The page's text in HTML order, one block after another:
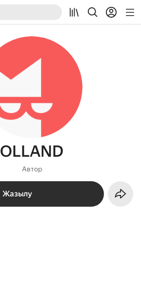
OLLAND
Автор
Жазылу